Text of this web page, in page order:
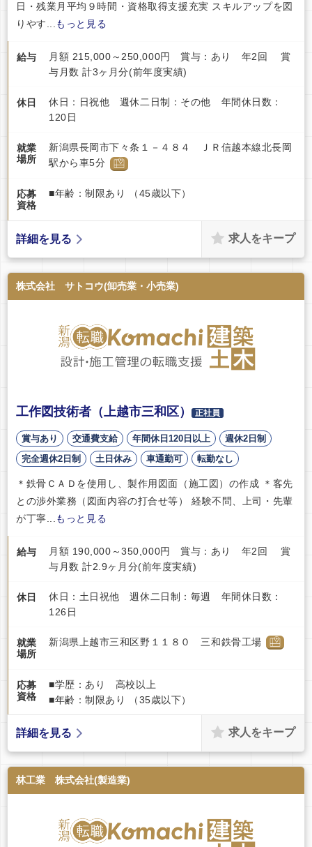
日・残業月平均９時間・資格取得支援充実 スキルアップを図
りやす...もっと見る
給与
月額 215,000～250,000円 賞与：あり 年2回 賞
与月数 計3ヶ月分(前年度実績)
休日
休日：日祝他 週休二日制：その他 年間休日数：
120日
就業
場所
新潟県長岡市下々条１－４８４ ＪＲ信越本線北長岡
駅から車5分
応募
資格
■年齢：制限あり （45歳以下）
詳細を見る 求人をキープ
株式会社 サトコウ(卸売業・小売業)
工作図技術者（上越市三和区） 正社員
賞与あり 交通費支給 年間休日120日以上
週休2日制
完全週休2日制
土日休み 車通勤可 転勤なし
＊鉄骨ＣＡＤを使用し、製作用図面（施工図）の作成 ＊客先
との渉外業務（図面内容の打合せ等） 経験不問、上司・先輩
が丁寧...
もっと見る
給与
月額 190,000～350,000円 賞与：あり 年2回 賞
与月数 計2.9ヶ月分(前年度実績)
休日
休日：土日祝他 週休二日制：毎週 年間休日数：
126日
就業
場所
新潟県上越市三和区野１１８０ 三和鉄骨工場
応募
資格
■学歴：あり 高校以上
■年齢：制限あり （35歳以下）
詳細を見る 求人をキープ
林工業 株式会社(製造業)